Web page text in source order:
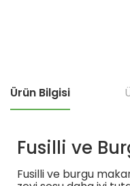
Ürün Bilgisi
Fusilli ve
Fusilli ve burgu